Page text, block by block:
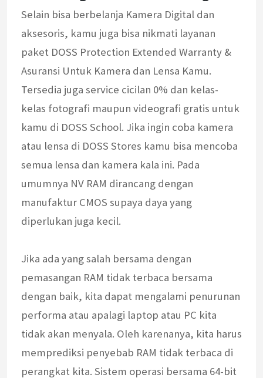
Selain bisa berbelanja Kamera Digital dan
aksesoris, kamu juga bisa nikmati layanan
paket DOSS Protection Extended Warranty &
Asuransi Untuk Kamera dan Lensa Kamu.
Tersedia juga service cicilan 0% dan kelas-
kelas fotografi maupun videografi gratis untuk
kamu di DOSS School. Jika ingin coba kamera
atau lensa di DOSS Stores kamu bisa mencoba
semua lensa dan kamera kala ini. Pada
umumnya NV RAM dirancang dengan
manufaktur CMOS supaya daya yang
diperlukan juga kecil.
Jika ada yang salah bersama dengan
pemasangan RAM tidak terbaca bersama
dengan baik, kita dapat mengalami penurunan
performa atau apalagi laptop atau PC kita
tidak akan menyala. Oleh karenanya, kita harus
memprediksi penyebab RAM tidak terbaca di
perangkat kita. Sistem operasi bersama 64-bit